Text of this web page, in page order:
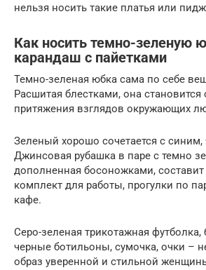
нельзя носить такие платья или
Как носить темно-зеленую
карандаш с пайетками
Темно-зеленая юбка сама по себе
Расшитая блестками, она становится
притяжения взглядов окружающих
Зеленый хорошо сочетается с
Джинсовая рубашка в паре с темно
дополненная босоножками,
комплект для работы, прогулки по
кафе.
Серо-зеленая трикотажная футболка,
черные ботильоны, сумочка, очки –
образ уверенной и стильной